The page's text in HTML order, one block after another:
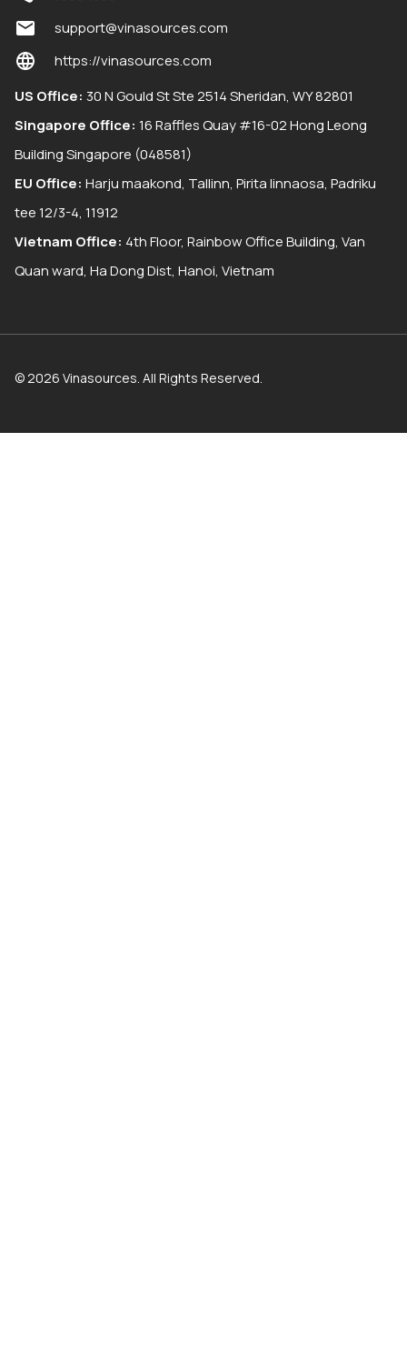
support@vinasources.com
https://vinasources.com
US Office: 30 N Gould St Ste 2514 Sheridan, WY 82801
Singapore Office: 16 Raffles Quay #16-02 Hong Leong
Building Singapore (048581)
EU Office: Harju maakond, Tallinn, Pirita linnaosa, Padriku
tee 12/3-4, 11912
Vietnam Office: 4th Floor, Rainbow Office Building, Van
Quan ward, Ha Dong Dist, Hanoi, Vietnam
© 2026 Vinasources. All Rights Reserved.